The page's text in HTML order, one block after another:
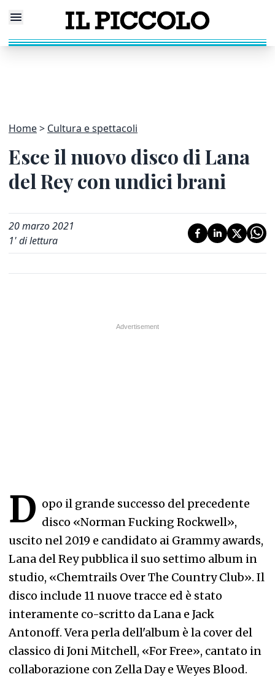
Home Cultura e spettacoli
Esce il nuovo disco di Lana
del Rey con undici brani
20 marzo 2021
1' di lettura
D opo il grande successo del precedente
disco «Norman Fucking Rockwell»,
uscito nel 2019 e candidato ai Grammy awards,
Lana del Rey pubblica il suo settimo album in
studio, «Chemtrails Over The Country Club». Il
disco include 11 nuove tracce ed è stato
interamente co-scritto da Lana e Jack
Antonoff. Vera perla dell'album è la cover del
classico di Joni Mitchell, «For Free», cantato in
collaborazione con Zella Day e Weyes Blood.